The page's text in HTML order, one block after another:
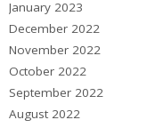
January 2023
December 2022
November 2022
October 2022
September 2022
August 2022